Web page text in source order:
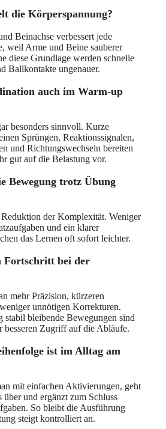
die Körperspannung?
Beinachse verbessert jede
weil Arme und Beine sauberer
diese Grundlage werden schnelle
Ballkontakte ungenauer.
auch im Warm-up
besonders sinnvoll. Kurze
Sprüngen, Reaktionssignalen,
und Richtungswechseln bereiten
gut auf die Belastung vor.
Bewegung trotz Übung
der Komplexität. Weniger
und ein klarer
das Lernen oft sofort leichter.
Fortschritt bei der
mehr Präzision, kürzeren
unnötigen Korrekturen.
stabil bleibende Bewegungen sind
besseren Zugriff auf die Abläufe.
ist im Alltag am
mit einfachen Aktivierungen, geht
und ergänzt zum Schluss
So bleibt die Ausführung
steigt kontrolliert an.